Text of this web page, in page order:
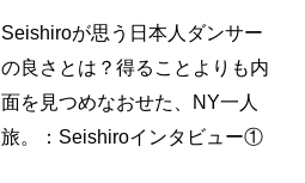
Seishiroが思う日本人ダンサー
の良さとは？得ることよりも内
面を見つめなおせた、NY一人
旅。：Seishiroインタビュー①